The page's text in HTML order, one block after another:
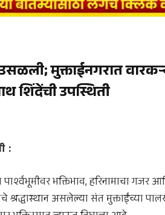
मुक्ताईनगरात
शिंदेंची उपस्थिती
:
भक्तिभाव, हरिनामाचा गजर
श्रद्धास्थान असलेल्या संत मुक्ताईंच्या